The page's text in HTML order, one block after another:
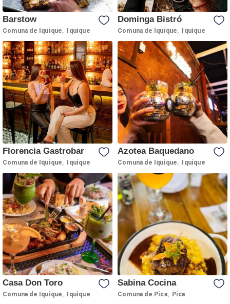
Barstow
Comuna de Iquique Iquique
Dominga Bistró
Comuna de Iquique Iquique
Florencia Gastrobar
Comuna de Iquique Iquique
Azotea Baquedano
Comuna de Iquique Iquique
Casa Don Toro
Comuna de Iquique Iquique
Sabina Cocina
Comuna de Pica, Pica